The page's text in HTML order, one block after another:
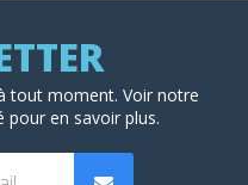
tout moment. Voir notre
pour en savoir plus.